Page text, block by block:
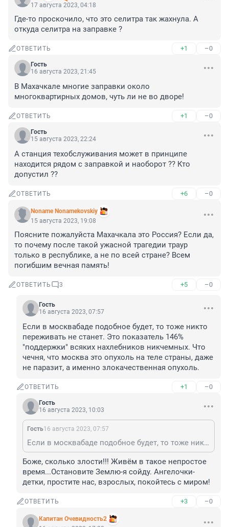
17 августа 2023, 04:18
Где-то проскочило, что это селитра так жахнула. А
откуда селитра на заправке ?
ОТВЕТИТЬ +1 –0
Гость
16 августа 2023, 21:45
В Махачкале многие заправки около
многоквартирных домов, чуть ли не во дворе!
ОТВЕТИТЬ +1 –0
Гость
15 августа 2023, 22:24
А станция техобслуживания может в принципе
находится рядом с заправкой и наоборот ?? Кто
допустил ??
ОТВЕТИТЬ +6 –0
Noname Nonamekovskiy
15 августа 2023, 19:08
Поясните пожалуйста Махачкала это Россия? Если да,
то почему после такой ужасной трагедии траур
только в республике, а не по всей стране? Всем
погибшим вечная память!
ОТВЕТИТЬ 3 +5 –0
Гость
16 августа 2023, 07:57
Если в москвабаде подобное будет, то тоже никто
переживать не станет. Это показатель 146%
"поддержки" всяких нахлебников никчемных. Что
чечня, что москва это опухоль на теле страны, даже
не паразит, а именно злокачественная опухоль.
ОТВЕТИТЬ +1 –0
Гость
16 августа 2023, 10:03
Гость16 августа 2023, 07:57
Если в москвабаде подобное будет, то тоже никто переживать не станет. Это показатель 146% "поддержки" всяких нахлебников никчемных. Что чечня, что москва это опухоль на теле страны, даже не паразит, а именно злокачественная опухоль.
Боже, сколько злости!!! Живём в такое непростое
время...Остановите Землю-я сойду. Ангелочки-
детки, простите нас, взрослых, покойтесь с миром!
ОТВЕТИТЬ +3 –0
Капитан Очевидность2